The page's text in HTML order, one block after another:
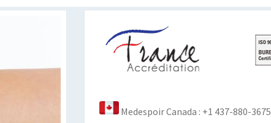
Medespoir Canada : +1 437-880-3675